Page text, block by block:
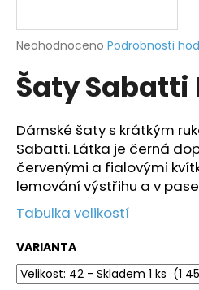
Průměrné
produktu
je
z
5
hvězdiček.
Neohodnoceno Podrobnosti
Šaty Sabatti
Dámské šaty s krátkým
Sabatti. Látka je černá
červenými a fialovými
lemování výstřihu a v
Tabulka velikostí
VARIANTA
j
t
?
HLEDAT
D
o